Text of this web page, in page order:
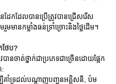
ៃដែកដែលបានប្រើត្រូវបានជ្រើសរើស
មានកម្លាំងធន់ទ្រាំច្រោះនិងថ្លៃដើម។
ថែប?
នចាត់ថ្នាក់ជាប្រភេទជាច្រើនដោយផ្អែក
:
បីគាំទ្រដល់បណ្តាញបញ្ជូនអគ្គិសនី, ប៉ម